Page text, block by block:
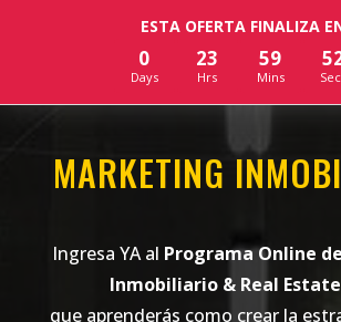
MARKETING
Ingresa YA al Programa Online
Inmobiliario & Real Estate
que aprenderás como crear la
ESTA OFERTA FINALIZA
0
Days
23
Hrs
59
Mins